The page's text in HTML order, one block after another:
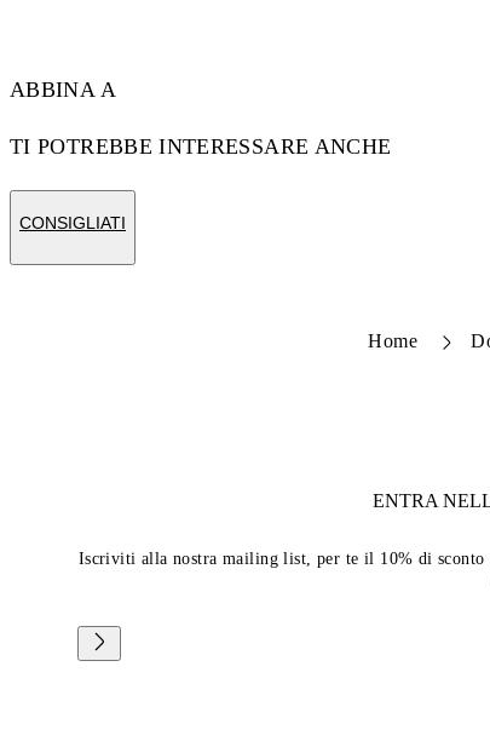
ABBINA A
TI POTREBBE INTERESSARE ANCHE
CONSIGLIATI
Home
ENTRA
Iscriviti alla nostra mailing list, per te il 10% di